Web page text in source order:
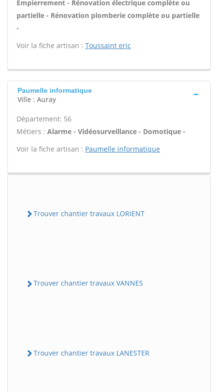
Empierrement - Rénovation électrique complète ou
partielle - Rénovation plomberie complète ou partielle
-
Voir la fiche artisan : Toussaint eric
Paumelle informatique
Ville : Auray
Département: 56
Métiers : Alarme - Vidéosurveillance - Domotique -
Voir la fiche artisan : Paumelle informatique
Trouver chantier travaux LORIENT
Trouver chantier travaux VANNES
Trouver chantier travaux LANESTER